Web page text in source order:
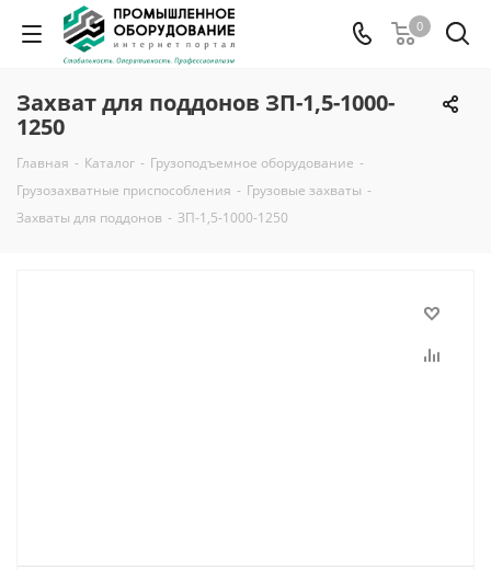
0
Захват для поддонов ЗП-1,5-1000-
1250
Главная - Каталог - Грузоподъемное оборудование -
Грузозахватные приспособления - Грузовые захваты -
Захваты для поддонов - ЗП-1,5-1000-1250